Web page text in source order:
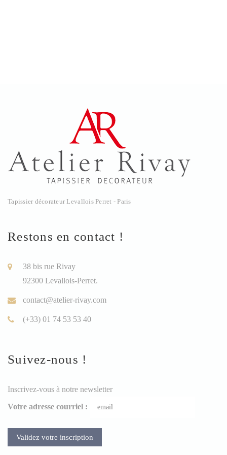
Tapissier décorateur Levallois Perret - Paris
Restons en contact !
38 bis rue Rivay
92300 Levallois-Perret.
contact@atelier-rivay.com
(+33) 01 74 53 53 40
Suivez-nous !
Inscrivez-vous à notre newsletter
Votre adresse courriel :